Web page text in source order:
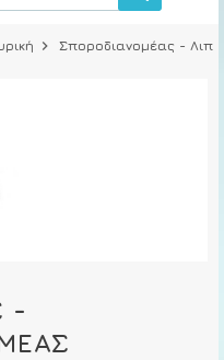
chevron_right Σποροδιανομέας -
-